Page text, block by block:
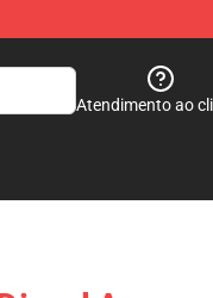
Atendimento ao